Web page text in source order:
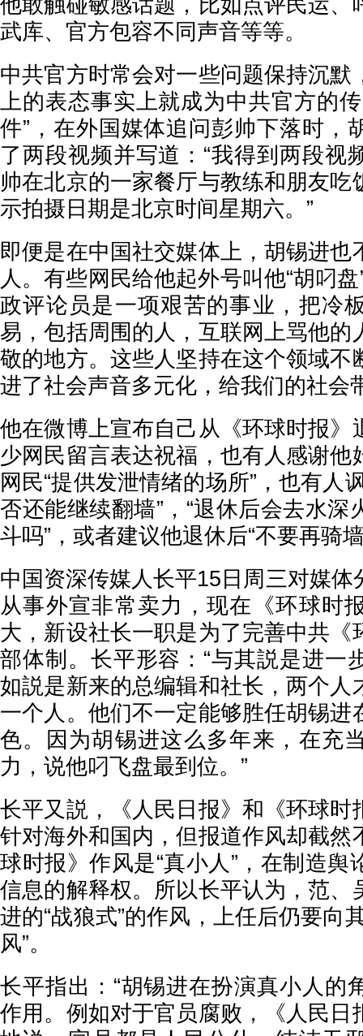
他敢触碰敏感话题，比如点评民运、
武库、官方包容不同声音等等。
中共官方时常会对一些问题保持沉默
上的表态事实上就成为中共官方的
件”，在外国媒体追问彭帅下落时，
了两段视频并写道：“我得到两段视
帅在北京的一家餐厅与教练和朋友吃
示拍摄日期是北京时间星期六。”
即便是在中国社交媒体上，胡锡进也
人。有些网民给他起外号叫他“胡叼
政评论员是一项艰苦的事业，把冷
易，包括周围的人，互联网上骂他的
敬的地方。这些人坚持在这个领域不
进了社会声音多元化，给我们的社会
他在微博上宣布自己从《环球时报》
少网民留言表达祝福，也有人感谢他
网民“提供发泄情绪的场所”，也有人
否还能继续翻墙”，“退休后会去水深
斗吗”，或者建议他退休后“不要再骑
中国资深传媒人长平15日周三对媒体
从事外宣非常卖力，现在《环球时
大，新设社长一职是为了完善中共《
部体制。长平形容：“与其説是进一
如説是新来的总编辑和社长，两个人
一个人。他们不一定能够胜任胡锡进
色。因为胡锡进这么多年来，在充
力，说他叼飞盘最到位。”
长平又説，《人民日报》和《环球时
针对海外和国内，但报道作风却截然
球时报》作风是“真小人”，在制造舆
信息的解释权。所以长平认为，范、
进的“战狼式”的作风，上任后仍要向
风”。
长平指出：“胡锡进在扮演真小人的
作用。例如对于官员腐败，《人民日